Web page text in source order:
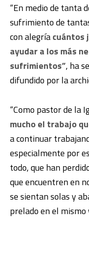
“En medio de tanta
sufrimiento de
con alegríacuántos
ayudar a los más
sufrimientos”, ha
difundido por la
“Como pastor de la
mucho el trabajo
a continuar
especialmente por
todo, que han
que encuentren en
se sientan solas y
prelado en el mismo